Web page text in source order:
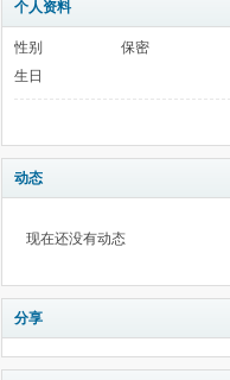
个人资料
性别
保密
生日
动态
现在还没有动态
分享